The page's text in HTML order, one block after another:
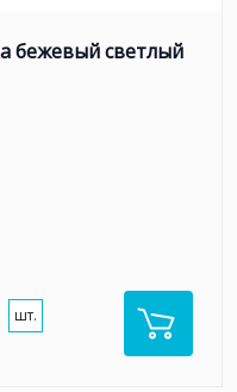
бежевый светлый
шт.